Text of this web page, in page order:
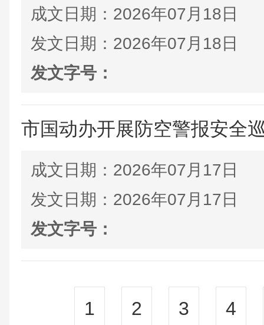
成文日期： 2026年07月18日
发文日期： 2026年07月18日
发文字号：
市国动办开展防空警报安全
成文日期： 2026年07月17日
发文日期： 2026年07月17日
发文字号：
1 2 3 4